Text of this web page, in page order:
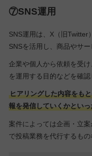
⑦SNS運用
SNS運用は、X（旧
SNSを活用し、商品やサ
企業や個人から依頼を受
を運用する目的などを確認
ヒアリングした内容をも
報を発信していくかとい
案件によっては企画・立
で投稿業務を代行するもの